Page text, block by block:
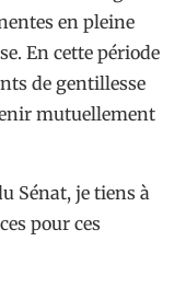
en pleine
En cette période
de gentillesse
mutuellement
Sénat, je tiens à
pour ces